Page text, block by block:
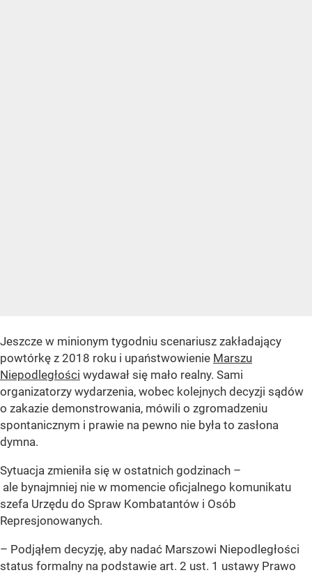
Jeszcze w minionym tygodniu scenariusz zakładający
powtórkę z 2018 roku i upaństwowienie Marszu
Niepodległości wydawał się mało realny. Sami
organizatorzy wydarzenia, wobec kolejnych decyzji sądów
o zakazie demonstrowania, mówili o zgromadzeniu
spontanicznym i prawie na pewno nie była to zasłona
dymna.
Sytuacja zmieniła się w ostatnich godzinach –
ale bynajmniej nie w momencie oficjalnego komunikatu
szefa Urzędu do Spraw Kombatantów i Osób
Represjonowanych.
– Podjąłem decyzję, aby nadać Marszowi Niepodległości
status formalny na podstawie art. 2 ust. 1 ustawy Prawo